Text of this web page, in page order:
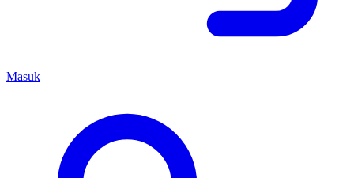
Masuk